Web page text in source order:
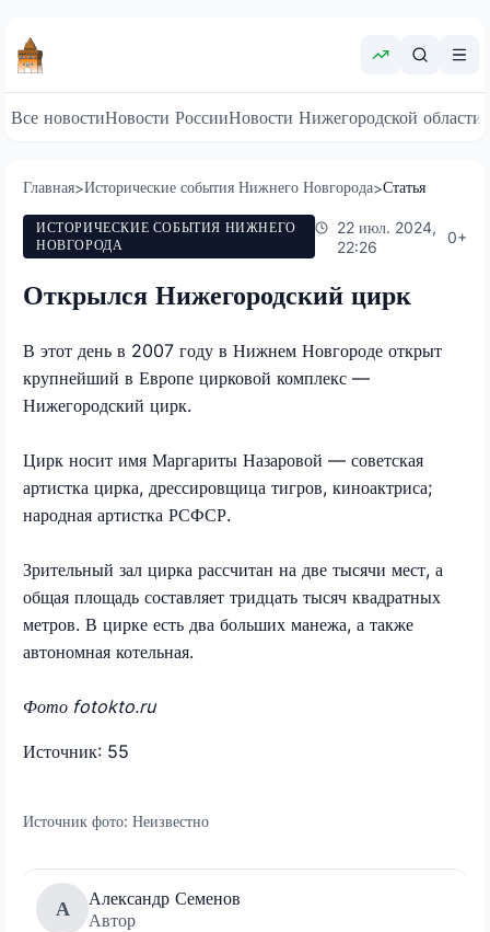
Все новостиНовости РоссииНовости Нижегородской области
Главная>Исторические события Нижнего Новгорода>Статья
ИСТОРИЧЕСКИЕ СОБЫТИЯ НИЖНЕГО
НОВГОРОДА
22 июл. 2024,
22:26
0+
Открылся Нижегородский цирк
В этот день в 2007 году в Нижнем Новгороде открыт
крупнейший в Европе цирковой комплекс —
Нижегородский цирк.
Цирк носит имя Маргариты Назаровой — советская
артистка цирка, дрессировщица тигров, киноактриса;
народная артистка РСФСР.
Зрительный зал цирка рассчитан на две тысячи мест, а
общая площадь составляет тридцать тысяч квадратных
метров. В цирке есть два больших манежа, а также
автономная котельная.
Фото fotokto.ru
Источник: 55
Источник фото: Неизвестно
А
Александр Семенов
Автор